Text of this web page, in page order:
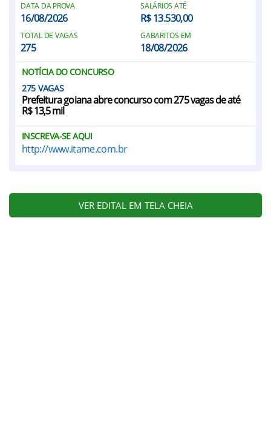
DATA DA PROVA
16/08/2026
SALÁRIOS ATÉ
R$ 13.530,00
TOTAL DE VAGAS
275
GABARITOS EM
18/08/2026
NOTÍCIA DO CONCURSO
275
Prefeitura goiana abre concurso com 275 vagas de até
R$ 13,5 mil
INSCREVA-SE AQUI
http://www.itame.com.br
VER EDITAL EM TELA CHEIA